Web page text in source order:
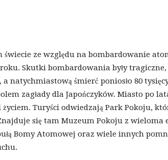
świecie ze względu na bombardowanie
Skutki bombardowania były tragiczne,
natychmiastową śmierć poniosło 80
zagłady dla Japończyków. Miasto po
Turyści odwiedzają Park Pokoju,
się tam Muzeum Pokoju z
Bomy Atomowej oraz wiele innych